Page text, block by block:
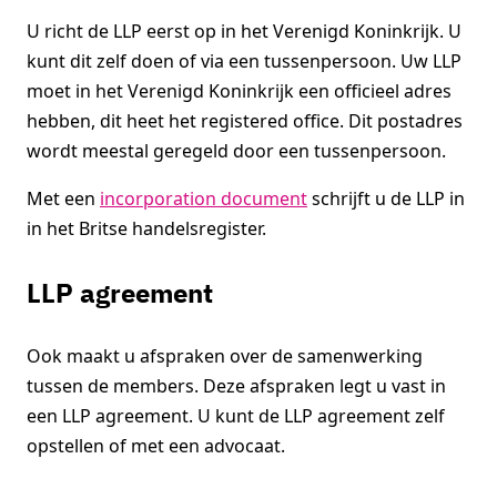
U richt de LLP eerst op in het Verenigd Koninkrijk. U
kunt dit zelf doen of via een tussenpersoon. Uw LLP
moet in het Verenigd Koninkrijk een officieel adres
hebben, dit heet het registered office. Dit postadres
wordt meestal geregeld door een tussenpersoon.
Met een incorporation documentschrijft u de LLP in
in het Britse handelsregister.
LLP agreement
Ook maakt u afspraken over de samenwerking
tussen de members. Deze afspraken legt u vast in
een LLP agreement. U kunt de LLP agreement zelf
opstellen of met een advocaat.